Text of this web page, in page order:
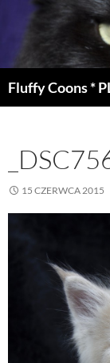
Fluffy Coons *
15 CZERWCA 2015